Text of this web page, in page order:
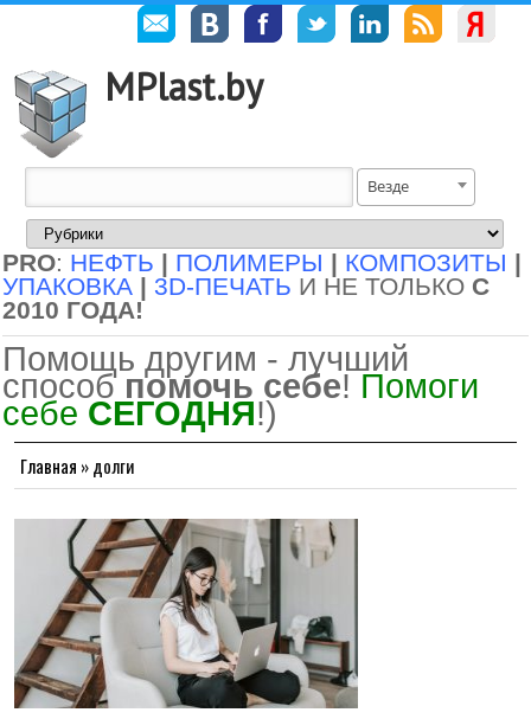
MPlast.by
Везде
PRO: НЕФТЬ | ПОЛИМЕРЫ | КОМПОЗИТЫ |
УПАКОВКА | 3D-ПЕЧАТЬ И НЕ ТОЛЬКО С
2010 ГОДА!
Помощь другим - лучший
способ помочь себе! Помоги
себе СЕГОДНЯ!)
Главная »долги